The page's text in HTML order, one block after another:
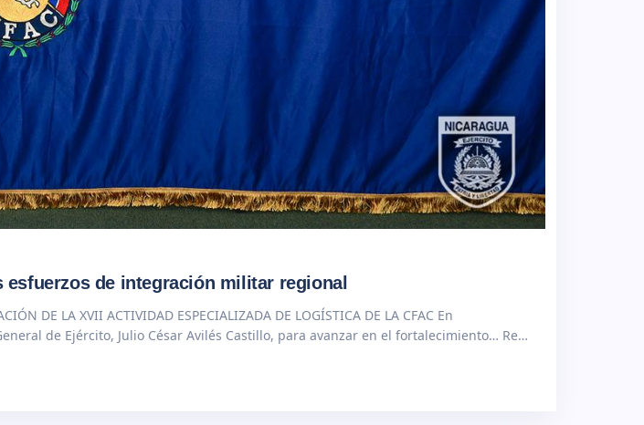
de integración militar regional
DE LA XVII ACTIVIDAD ESPECIALIZADA DE LOGÍSTICA DE LA CFAC En
de Ejército, Julio César Avilés Castillo, para avanzar en el fortalecimiento… Read